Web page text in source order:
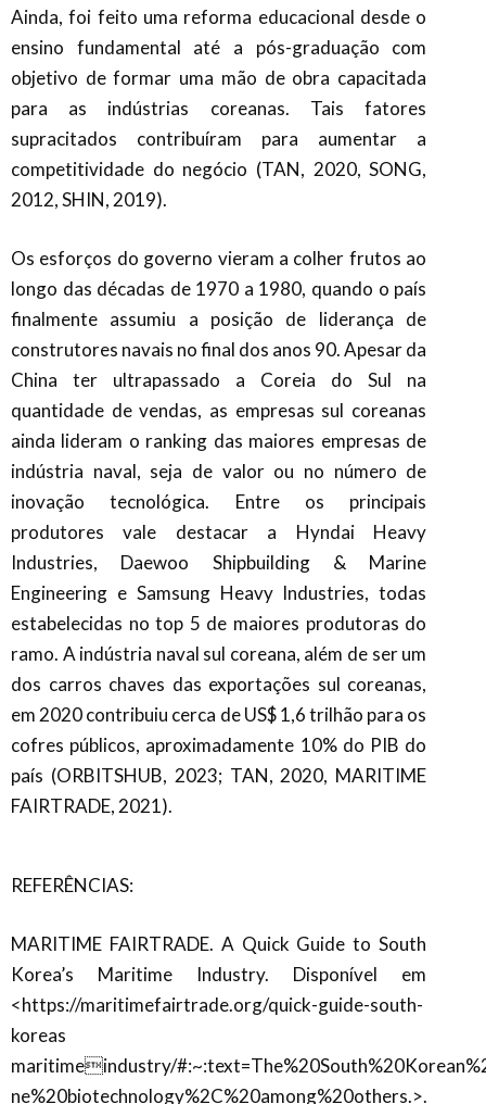
Ainda, foi feito uma reforma educacional desde o
ensino fundamental até a pós-graduação com
objetivo de formar uma mão de obra capacitada
para as indústrias coreanas. Tais fatores
supracitados contribuíram para aumentar a
competitividade do negócio (TAN, 2020, SONG,
2012, SHIN, 2019).
Os esforços do governo vieram a colher frutos ao
longo das décadas de 1970 a 1980, quando o país
finalmente assumiu a posição de liderança de
construtores navais no final dos anos 90. Apesar da
China ter ultrapassado a Coreia do Sul na
quantidade de vendas, as empresas sul coreanas
ainda lideram o ranking das maiores empresas de
indústria naval, seja de valor ou no número de
inovação tecnológica. Entre os principais
produtores vale destacar a Hyndai Heavy
Industries, Daewoo Shipbuilding & Marine
Engineering e Samsung Heavy Industries, todas
estabelecidas no top 5 de maiores produtoras do
ramo. A indústria naval sul coreana, além de ser um
dos carros chaves das exportações sul coreanas,
em 2020 contribuiu cerca de US$ 1,6 trilhão para os
cofres públicos, aproximadamente 10% do PIB do
país (ORBITSHUB, 2023; TAN, 2020, MARITIME
FAIRTRADE, 2021).
REFERÊNCIAS:
MARITIME FAIRTRADE. A Quick Guide to South
Korea’s Maritime Industry. Disponível em
<https://maritimefairtrade.org/quick-guide-south-
koreas
maritimeindustry/
ne%20biotechnology%2C%20among%20others.>.